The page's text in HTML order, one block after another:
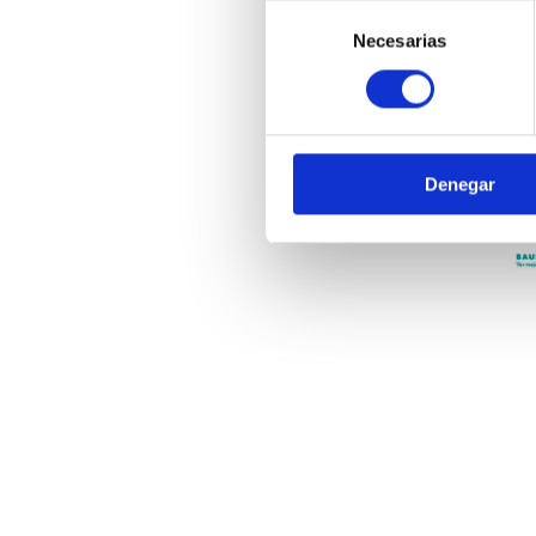
obtener más información
consentimiento
Necesarias
Denegar